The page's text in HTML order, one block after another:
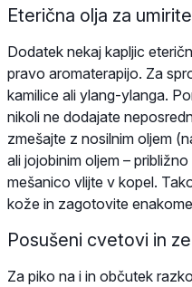
Eterična olja za
Dodatek nekaj kapljic
pravo aromaterapijo. Za
kamilice ali ylang-ylanga.
nikoli ne dodajate
zmešajte z nosilnim oljem
ali jojobinim oljem –
mešanico vlijte v kopel.
kože in zagotovite
Posušeni cvetovi in
Za piko na i in občutek